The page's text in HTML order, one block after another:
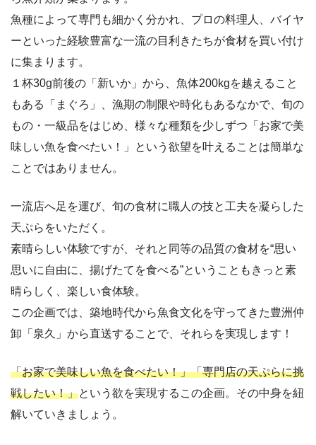
魚種によって専門も細かく分かれ、プロの料理人、バイヤ
ーといった経験豊富な一流の目利きたちが食材を買い付け
に集まります。
１杯30g前後の「新いか」から、魚体200kgを越えること
もある「まぐろ」、漁期の制限や時化もあるなかで、旬の
もの・一級品をはじめ、様々な種類を少しずつ「お家で美
味しい魚を食べたい！」という欲望を叶えることは簡単な
ことではありません。
一流店へ足を運び、旬の食材に職人の技と工夫を凝らした
天ぷらをいただく。
素晴らしい体験ですが、それと同等の品質の食材を“思い
思いに自由に、揚げたてを食べる”ということもきっと素
晴らしく、楽しい食体験。
この企画では、築地時代から魚食文化を守ってきた豊洲仲
卸「泉久」から直送することで、それらを実現します！
「お家で美味しい魚を食べたい！」「専門店の天ぷらに挑
戦したい！」という欲を実現するこの企画。その中身を紐
解いていきましょう。